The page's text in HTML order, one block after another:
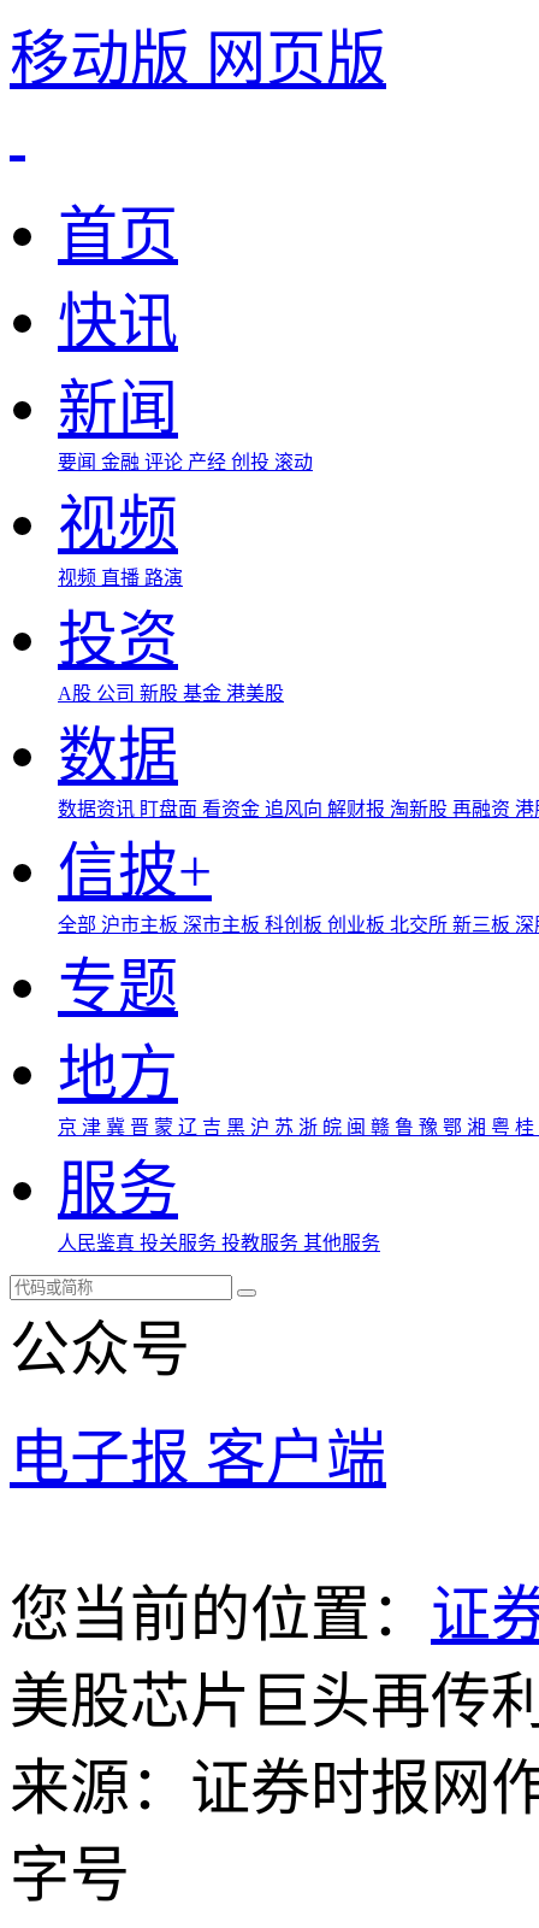
移动版 网页版
首页
快讯
新闻
要闻 金融 评论 产经 创投 滚动
视频
视频 直播 路演
投资
A股 公司 新股 基金 港美股
数据
数据资讯 盯盘面 看资金 追风向 解财报 淘新股 再融资
信披+
全部 沪市主板 深市主板 科创板 创业板 北交所 新三板
专题
地方
京 津 冀 晋 蒙 辽 吉 黑 沪 苏 浙 皖 闽 赣 鲁 豫 鄂 湘 粤 桂
服务
人民鉴真 投关服务 投教服务 其他服务
公众号
电子报 客户端
您当前的位置： 证
美股芯片巨头再传
来源：证券时报网
字号